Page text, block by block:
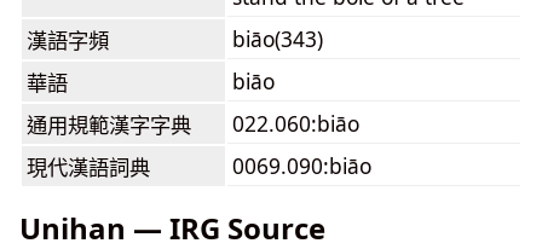
漢語字頻
biāo(343)
華語
biāo
通用規範漢字字典
022.060:biāo
現代漢語詞典
0069.090:biāo
Unihan — IRG Source